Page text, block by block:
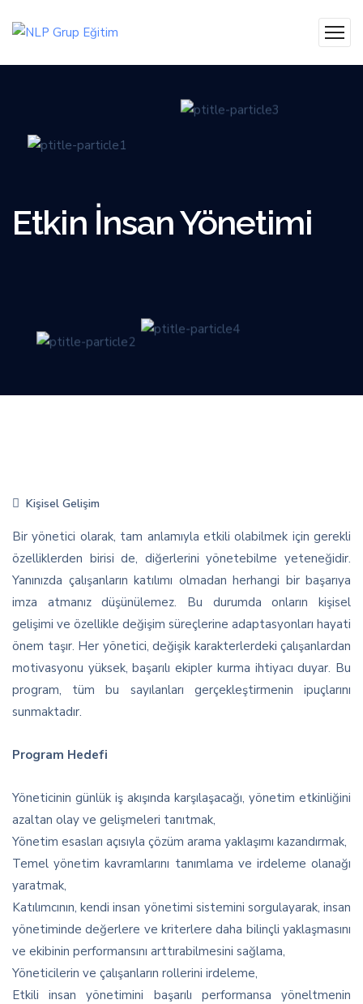
Etkin İnsan Yönetimi
Kişisel Gelişim
Bir yönetici olarak, tam anlamıyla etkili olabilmek için gerekli
özelliklerden birisi de, diğerlerini yönetebilme yeteneğidir.
Yanınızda çalışanların katılımı olmadan herhangi bir başarıya
imza atmanız düşünülemez. Bu durumda onların kişisel
gelişimi ve özellikle değişim süreçlerine adaptasyonları hayati
önem taşır. Her yönetici, değişik karakterlerdeki çalışanlardan
motivasyonu yüksek, başarılı ekipler kurma ihtiyacı duyar. Bu
program, tüm bu sayılanları gerçekleştirmenin ipuçlarını
sunmaktadır.
Program Hedefi
Yöneticinin günlük iş akışında karşılaşacağı, yönetim etkinliğini
azaltan olay ve gelişmeleri tanıtmak,
Yönetim esasları açısıyla çözüm arama yaklaşımı kazandırmak,
Temel yönetim kavramlarını tanımlama ve irdeleme olanağı
yaratmak,
Katılımcının, kendi insan yönetimi sistemini sorgulayarak, insan
yönetiminde değerlere ve kriterlere daha bilinçli yaklaşmasını
ve ekibinin performansını arttırabilmesini sağlama,
Yöneticilerin ve çalışanların rollerini irdeleme,
Etkili insan yönetimini başarılı performansa yöneltmenin